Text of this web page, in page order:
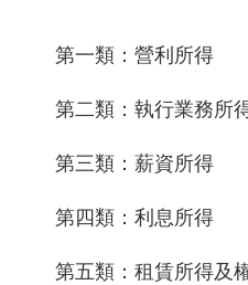
第一類：營利所得
第二類：執行業務所
第三類：薪資所得
第四類：利息所得
第五類：租賃所得及